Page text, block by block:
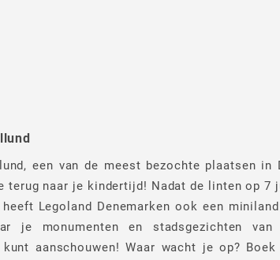
een van de meest bezochte plaatsen in
terug naar je kindertijd! Nadat de linten op 7
Legoland Denemarken ook een
je monumenten en stadsgezichten
kunt aanschouwen! Waar wacht je op?